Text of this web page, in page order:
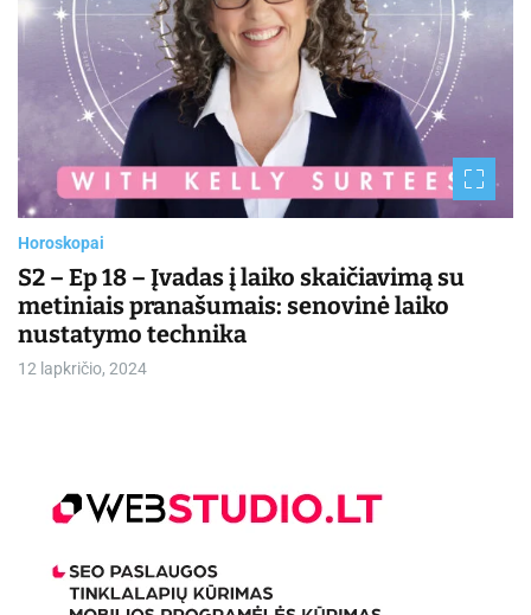
m
e
Horoskopai
S2 – Ep 18 – Įvadas į laiko skaičiavimą su
metiniais pranašumais: senovinė laiko
nustatymo technika
12 lapkričio, 2024